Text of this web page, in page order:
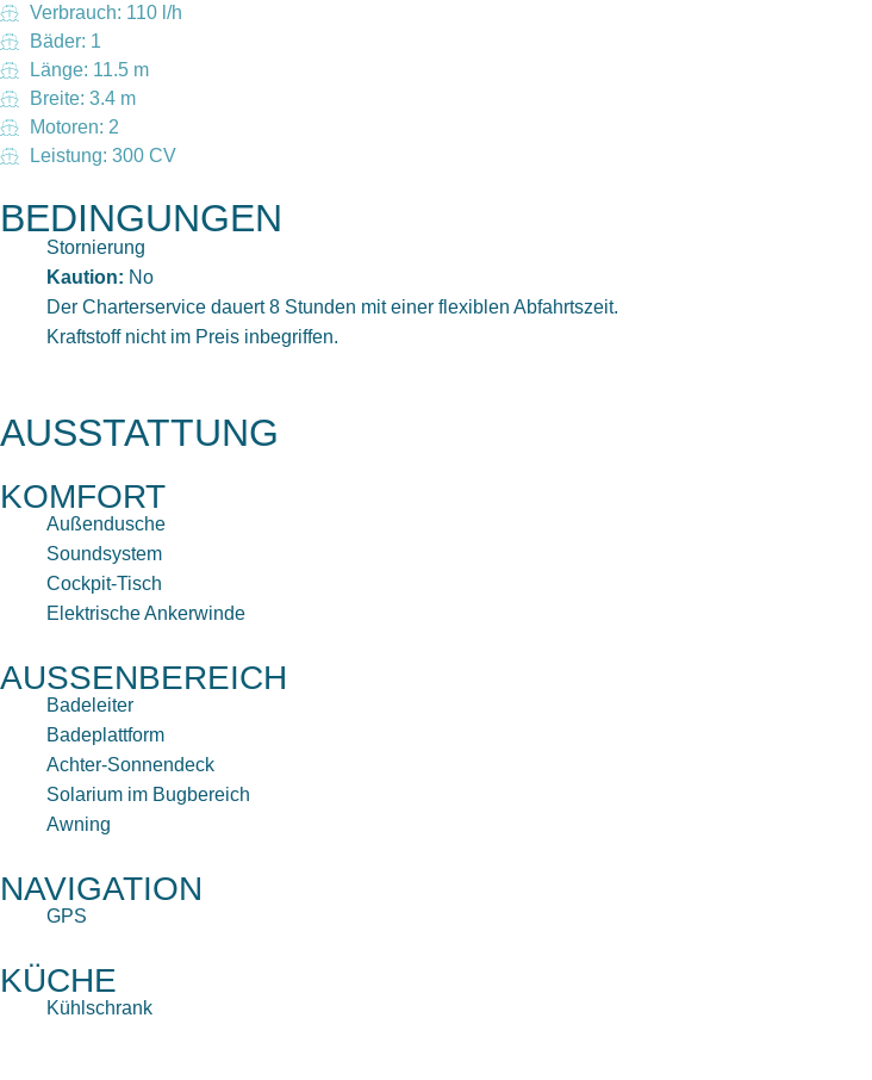
Verbrauch: 110 l/h
Bäder: 1
Länge: 11.5 m
Breite: 3.4 m
Motoren: 2
Leistung: 300 CV
BEDINGUNGEN
Stornierung
Kaution: No
Der Charterservice dauert 8 Stunden mit einer flexiblen Abfahrtszeit.
Kraftstoff nicht im Preis inbegriffen.
AUSSTATTUNG
KOMFORT
Außendusche
Soundsystem
Cockpit-Tisch
Elektrische Ankerwinde
AUSSENBEREICH
Badeleiter
Badeplattform
Achter-Sonnendeck
Solarium im Bugbereich
Awning
NAVIGATION
GPS
KÜCHE
Kühlschrank